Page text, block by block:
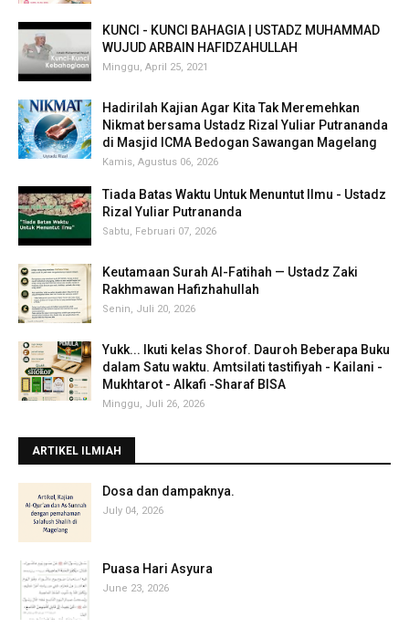
KUNCI - KUNCI BAHAGIA | USTADZ MUHAMMAD
WUJUD ARBAIN HAFIDZAHULLAH
Minggu, April 25, 2021
Hadirilah Kajian Agar Kita Tak Meremehkan
Nikmat bersama Ustadz Rizal Yuliar Putrananda
di Masjid ICMA Bedogan Sawangan Magelang
Kamis, Agustus 06, 2026
Tiada Batas Waktu Untuk Menuntut Ilmu - Ustadz
Rizal Yuliar Putrananda
Sabtu, Februari 07, 2026
Keutamaan Surah Al-Fatihah — Ustadz Zaki
Rakhmawan Hafizhahullah
Senin, Juli 20, 2026
Yukk... Ikuti kelas Shorof. Dauroh Beberapa Buku
dalam Satu waktu. Amtsilati tastifiyah - Kailani -
Mukhtarot - Alkafi -Sharaf BISA
Minggu, Juli 26, 2026
ARTIKEL ILMIAH
‎Dosa dan dampaknya.
July 04, 2026
Puasa Hari Asyura
June 23, 2026